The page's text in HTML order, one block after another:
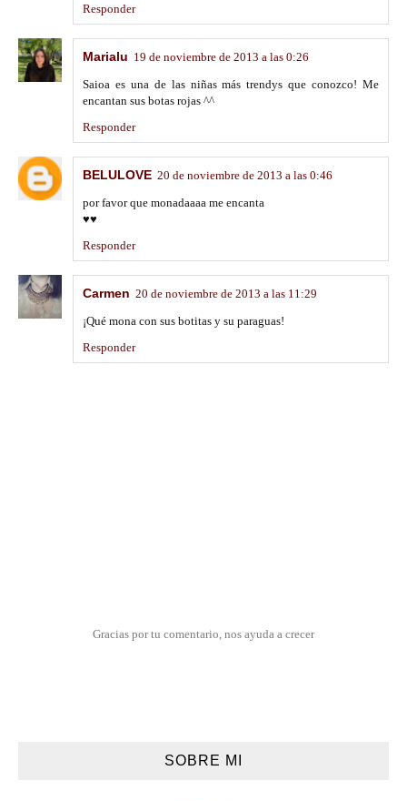
Responder
Marialu 19 de noviembre de 2013 a las 0:26
Saioa es una de las niñas más trendys que conozco! Me
encantan sus botas rojas ^^
Responder
BELULOVE 20 de noviembre de 2013 a las 0:46
por favor que monadaaaa me encanta
♥♥
Responder
Carmen 20 de noviembre de 2013 a las 11:29
¡Qué mona con sus botitas y su paraguas!
Responder
Gracias por tu comentario, nos ayuda a crecer
SOBRE MI